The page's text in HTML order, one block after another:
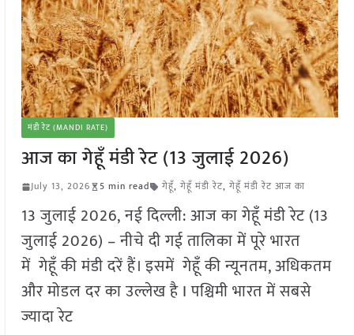
मंडी रेट (MANDI RATE)
आज का गेहूँ मंडी रेट (13 जुलाई 2026)
July 13, 2026 5 min read गेहूँ, गेहूँ मंडी रेट, गेहूँ मंडी रेट आज का
13 जुलाई 2026, नई दिल्ली: आज का गेहूँ मंडी रेट (13
जुलाई 2026) – नीचे दी गई तालिका में पूरे भारत
में गेहूँ की मंडी दरें हैं। इसमें गेहूँ की न्यूनतम, अधिकतम
और मोडल दर का उल्लेख है I पश्चिमी भारत में सबसे
ज्यादा रेट